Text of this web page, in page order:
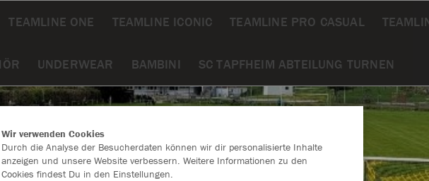
TEAMLINE ONE TEAMLINE ICONIC TEAMLINE PRO CASUAL
UNDERWEAR BAMBINI SC TAPFHEIM ABTEILUNG TURNEN
Wir verwenden Cookies
Durch die Analyse der Besucherdaten können wir dir personalisierte Inhalte
anzeigen und unsere Website verbessern. Weitere Informationen zu den
Cookies findest Du in den Einstellungen.